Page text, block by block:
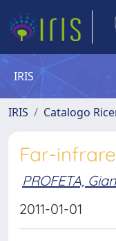
IRIS
IRIS Catalogo
Far-
PROFETA,
2011-01-01